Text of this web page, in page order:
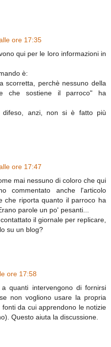
ore 17:35
qui per le loro informazioni in
è:
scorretta, perchè nessuno della
che sostiene il parroco" ha
anzi, non si è fatto più
ore 17:47
mai nessuno di coloro che qui
commentato anche l'articolo
che riporta quanto il parroco ha
parole un po' pesanti...
il giornale per replicare,
su un blog?
ore 17:58
quanti intervengono di fornirsi
non vogliono usare la propria
da cui apprendono le notizie
Questo aiuta la discussione.